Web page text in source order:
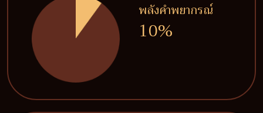
พลังคำพยากรณ์
10%